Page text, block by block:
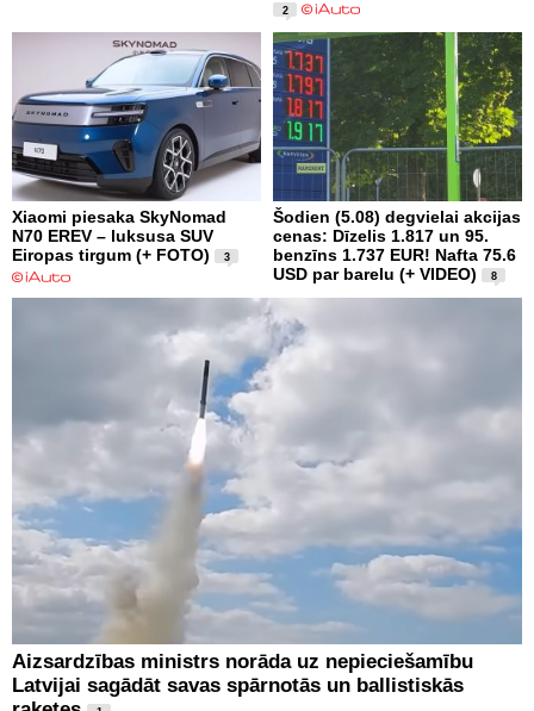
2
Xiaomi piesaka SkyNomad
N70 EREV – luksusa SUV
Eiropas tirgum (+ FOTO)
3
Šodien (5.08) degvielai akcijas
cenas: Dīzelis 1.817 un 95.
benzīns 1.737 EUR! Nafta 75.6
USD par barelu (+ VIDEO)
8
Aizsardzības ministrs norāda uz nepieciešamību
Latvijai sagādāt savas spārnotās un ballistiskās